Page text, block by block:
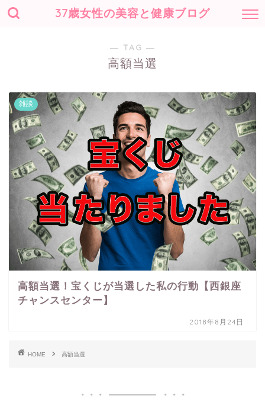
37歳女性の美容と健康ブログ
― TAG ―
高額当選
雑談
高額当選！宝くじが当選した私の行動【西銀座
チャンスセンター】
2018年8月24日
HOME 高額当選